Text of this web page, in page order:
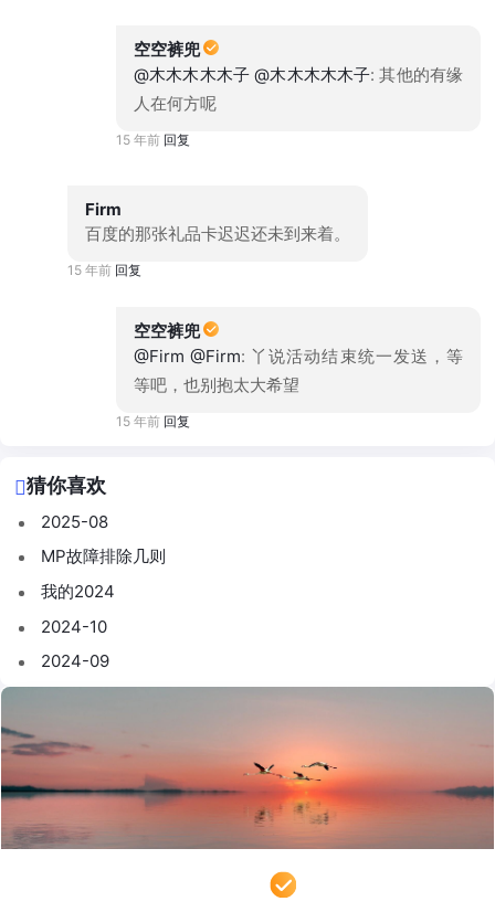
空空裤兜
@木木木木木子 @木木木木木子: 其他的有缘
人在何方呢
15 年前 回复
Firm
百度的那张礼品卡迟迟还未到来着。
15 年前 回复
空空裤兜
@Firm @Firm: 丫说活动结束统一发送，等
等吧，也别抱太大希望
15 年前 回复
猜你喜欢
2025-08
MP故障排除几则
我的2024
2024-10
2024-09